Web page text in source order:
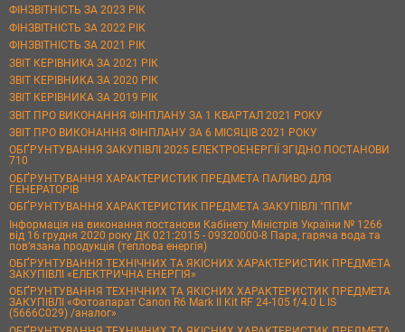
ФІНЗВІТНІСТЬ ЗА 2023 РІК
ФІНЗВІТНІСТЬ ЗА 2022 РІК
ФІНЗВІТНІСТЬ ЗА 2021 РІК
ЗВІТ КЕРІВНИКА ЗА 2021 РІК
ЗВІТ КЕРІВНИКА ЗА 2020 РІК
ЗВІТ КЕРІВНИКА ЗА 2019 РІК
ЗВІТ ПРО ВИКОНАННЯ ФІНПЛАНУ ЗА 1 КВАРТАЛ 2021 РОКУ
ЗВІТ ПРО ВИКОНАННЯ ФІНПЛАНУ ЗА 6 МІСЯЦІВ 2021 РОКУ
ОБҐРУНТУВАННЯ ЗАКУПІВЛІ 2025 ЕЛЕКТРОЕНЕРГІЇ ЗГІДНО ПОСТАНОВИ
710
ОБҐРУНТУВАННЯ ХАРАКТЕРИСТИК ПРЕДМЕТА ПАЛИВО ДЛЯ
ГЕНЕРАТОРІВ
ОБҐРУНТУВАННЯ ХАРАКТЕРИСТИК ПРЕДМЕТА ЗАКУПІВЛІ "ППМ"
Інформація на виконання постанови Кабінету Міністрів України № 1266
від 16 грудня 2020 року ДК 021:2015 - 09320000-8 Пара, гаряча вода та
пов’язана продукція (теплова енергія)
ОБҐРУНТУВАННЯ ТЕХНІЧНИХ ТА ЯКІСНИХ ХАРАКТЕРИСТИК ПРЕДМЕТА
ЗАКУПІВЛІ «ЕЛЕКТРИЧНА ЕНЕРГІЯ»
ОБҐРУНТУВАННЯ ТЕХНІЧНИХ ТА ЯКІСНИХ ХАРАКТЕРИСТИК ПРЕДМЕТА
ЗАКУПІВЛІ «Фотоапарат Canon R6 Mark II Kit RF 24-105 f/4.0 L IS
(5666C029) /аналог»